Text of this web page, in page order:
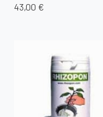
43,00 €